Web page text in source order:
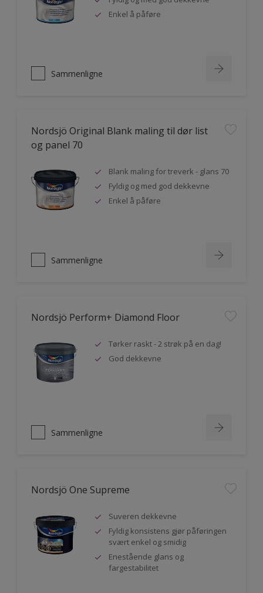
Enkel å påføre
Sammenligne
Nordsjö Original Blank maling til dør list
og panel 70
Blank maling for treverk - glans 70
Fyldig og med god dekkevne
Enkel å påføre
Sammenligne
Nordsjö Perform+ Diamond Floor
Tørker raskt - 2 strøk på en dag!
God dekkevne
Sammenligne
Nordsjö One Supreme
Suveren dekkevne
Fyldig konsistens gjør påføringen
svært enkel og smidig
Enestående glans og
fargestabilitet